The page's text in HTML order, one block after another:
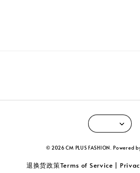
© 2026 CM PLUS FASHION. Powered
退换货政策Terms of Service |